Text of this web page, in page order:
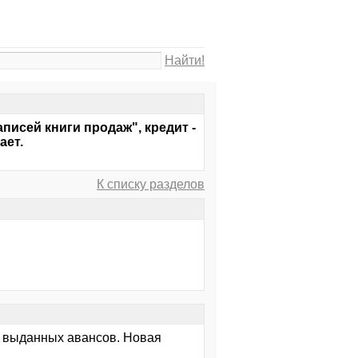
Найти!
книги продаж", кредит -
К списку разделов
выданных авансов. Новая